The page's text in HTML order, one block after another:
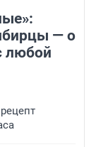
— о
любой